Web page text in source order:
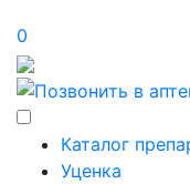
0
Каталог
Уценка